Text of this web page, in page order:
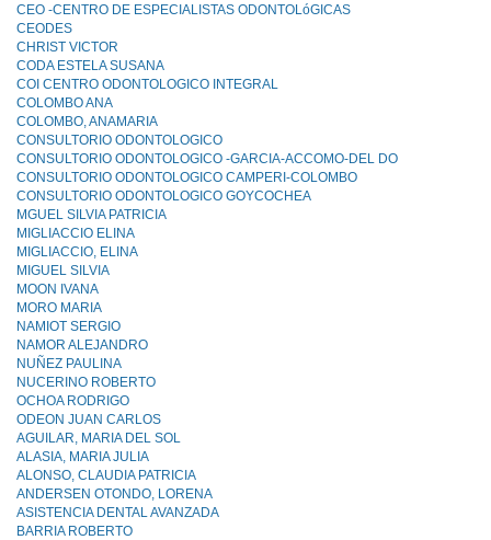
CEO -CENTRO DE ESPECIALISTAS ODONTOLóGICAS
CEODES
CHRIST VICTOR
CODA ESTELA SUSANA
COI CENTRO ODONTOLOGICO INTEGRAL
COLOMBO ANA
COLOMBO, ANAMARIA
CONSULTORIO ODONTOLOGICO
CONSULTORIO ODONTOLOGICO -GARCIA-ACCOMO-DEL DO
CONSULTORIO ODONTOLOGICO CAMPERI-COLOMBO
CONSULTORIO ODONTOLOGICO GOYCOCHEA
MGUEL SILVIA PATRICIA
MIGLIACCIO ELINA
MIGLIACCIO, ELINA
MIGUEL SILVIA
MOON IVANA
MORO MARIA
NAMIOT SERGIO
NAMOR ALEJANDRO
NUÑEZ PAULINA
NUCERINO ROBERTO
OCHOA RODRIGO
ODEON JUAN CARLOS
AGUILAR, MARIA DEL SOL
ALASIA, MARIA JULIA
ALONSO, CLAUDIA PATRICIA
ANDERSEN OTONDO, LORENA
ASISTENCIA DENTAL AVANZADA
BARRIA ROBERTO